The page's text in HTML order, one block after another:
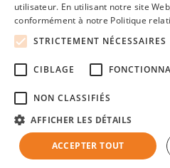
avantageux en Belgique, au
Mon-Abonnement-Gsm.be est une
Abonnement-Tv-Internet.be|Credit-Auto.be
personnel.be|Credit-Auto.be
utilisateur. En utilisant notre site
conformément à notre Politique
STRICTEMENT NÉCESSAIRES
CIBLAGE
NON CLASSIFIÉS
AFFICHER LES DÉTAILS
ACCEPTER TOUT